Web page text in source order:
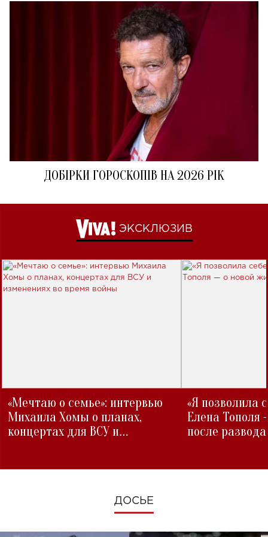
ДОБІРКИ ГОРОСКОПІВ НА 2026 РІК
ЭКСКЛЮЗИВ
«Мечтаю о семье»: интервью
Михаила Хомы о планах,
концертах для ВСУ и
«Я позволила
Елена Тополя
после развода
ДОСЬЕ